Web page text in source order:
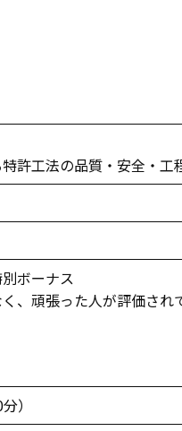
許工法の品質・安全・工
ボーナス
、頑張った人が評価され
）